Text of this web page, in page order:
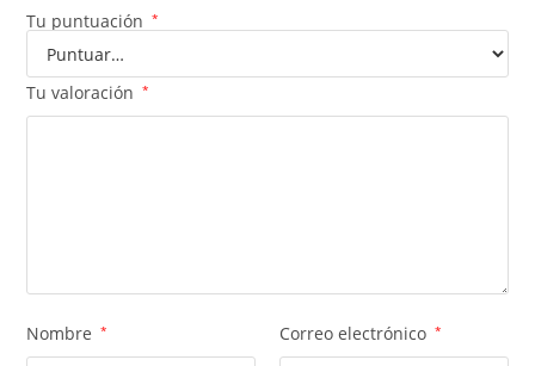
Tu puntuación *
Tu valoración *
Nombre * Correo electrónico *